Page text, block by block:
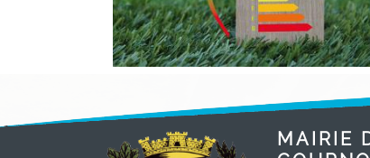
MAIRIE